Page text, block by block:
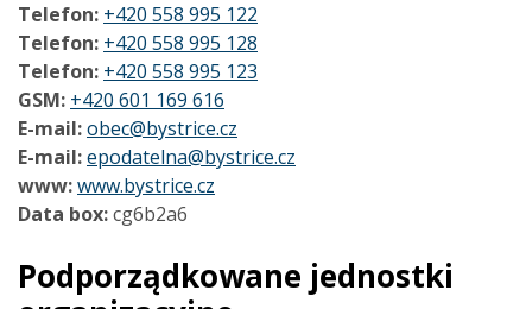
Telefon: +420 558 995 122
Telefon: +420 558 995 128
Telefon: +420 558 995 123
GSM: +420 601 169 616
E-mail:obec@bystrice.cz
E-mail:epodatelna@bystrice.cz
www:www.bystrice.cz
Data box:cg6b2a6
Podporządkowane jednostki